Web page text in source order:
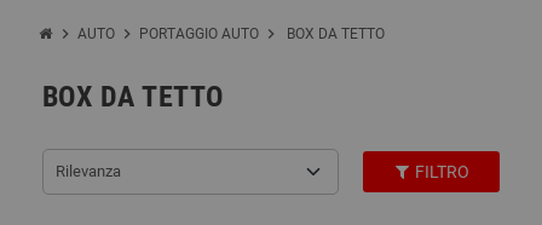
chevron_right AUTO chevron_right PORTAGGIO AUTO chevron_right BOX DA TETTO
BOX DA TETTO
Rilevanza FILTRO